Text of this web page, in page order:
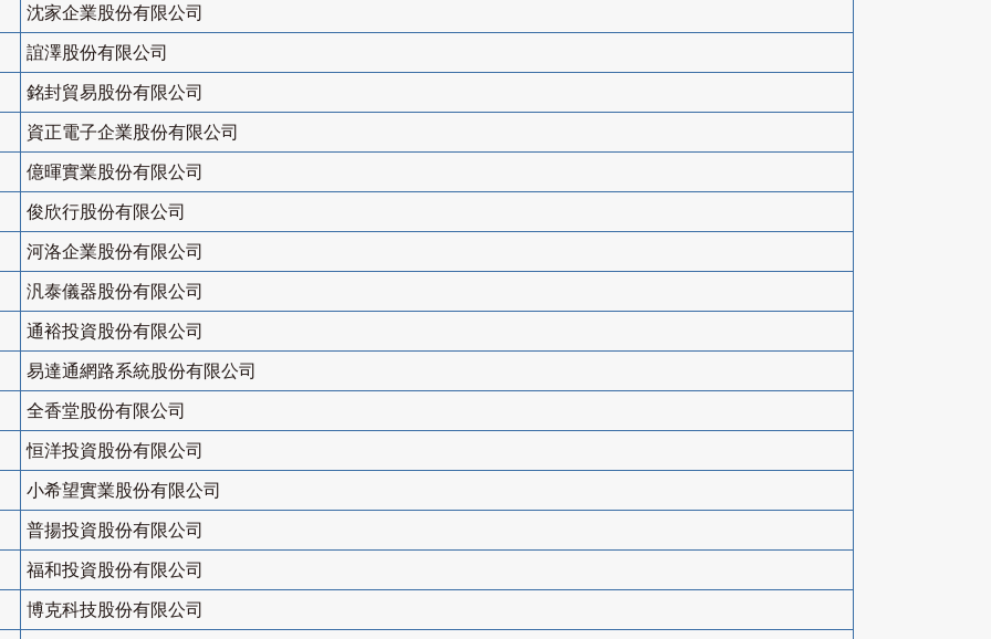
沈家企業股份有限公司
誼澤股份有限公司
銘封貿易股份有限公司
資正電子企業股份有限公司
億暉實業股份有限公司
俊欣行股份有限公司
河洛企業股份有限公司
汎泰儀器股份有限公司
通裕投資股份有限公司
易達通網路系統股份有限公司
全香堂股份有限公司
恒洋投資股份有限公司
小希望實業股份有限公司
普揚投資股份有限公司
福和投資股份有限公司
博克科技股份有限公司